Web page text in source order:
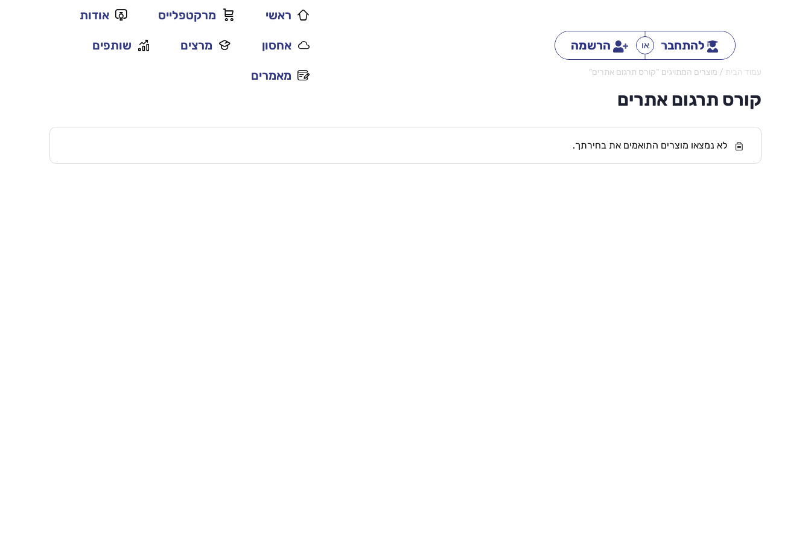
להתחבר או הרשמה
ראשי מרקטפלייס אודות
אחסון מרצים שותפים
מאמרים עמוד הבית / מוצרים המתויגים “קורס תרגום אתרים”
קורס תרגום אתרים
לא נמצאו מוצרים התואמים את בחירתך.